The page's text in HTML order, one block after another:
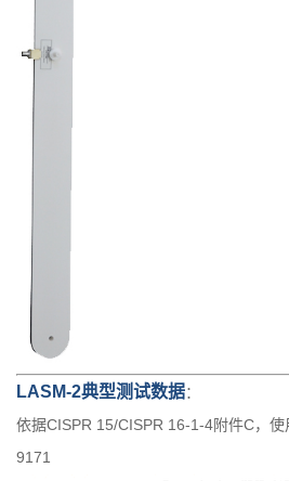
LASM-2典型测试数据：
依据CISPR 15/CISPR 16-1-4附件C，
9171